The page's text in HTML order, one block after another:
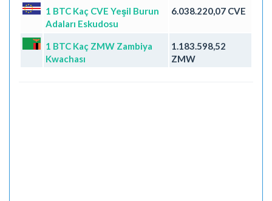
1 BTC Kaç CVE Yeşil Burun
Adaları Eskudosu
6.038.220,07 CVE
1 BTC Kaç ZMW Zambiya
Kwachası
1.183.598,52
ZMW